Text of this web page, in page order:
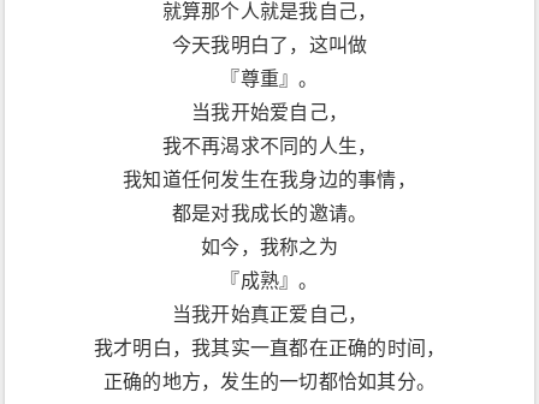
逊』。 当我开始真正爱自己， 我不再继续沉溺于过
去， 也不再为明天而忧虑， 现在我只活在一切正在
发生的当下， 今天，我活在此时此地， 如此日复一
日。这就叫 『完美』。 当我开始真正爱自己， 我明
灵的力量， 理智就变成了一个重要的伙伴， 这种组
合我称之为， 『心的智慧』。 我们无须再害怕自己
碰在一起， 形成新的世界， 今天我明白，这就是
『生命』！ 另外跟大家分享一下卓别林和妻子的故
事，最好的喜剧演员心里往往有悲怆。 乌娜的到来使
得卓别林开始拥有一种从前不曾有过的安定感觉和幸
福生活。查理·卓别林，银幕上的喜剧之王，生活中
的浪子，他用一生的时间在消除贫穷投给他的心灵的
阴影，“饥寒与穷困给人的羞辱，可能更会影响一个
人的心理。”父母的过早离异，母亲的精神病发作，
让卓别林天才的搞笑下面埋藏着深深的恐惧。此种恐
惧只能靠一部接一部的作品和一个又一个不同面孔的
就算那个人就是我自己，
今天我明白了，这叫做
『尊重』。
当我开始爱自己，
我不再渴求不同的人生，
我知道任何发生在我身边的事情，
都是对我成长的邀请。
如今，我称之为
『成熟』。
当我开始真正爱自己，
我才明白，我其实一直都在正确的时间，
正确的地方，发生的一切都恰如其分。